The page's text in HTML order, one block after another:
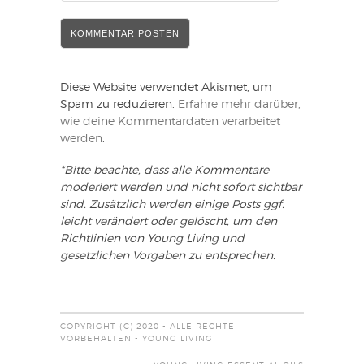
Diese Website verwendet Akismet, um
Spam zu reduzieren. Erfahre mehr darüber,
wie deine Kommentardaten verarbeitet
werden.
*Bitte beachte, dass alle Kommentare
moderiert werden und nicht sofort sichtbar
sind. Zusätzlich werden einige Posts ggf.
leicht verändert oder gelöscht, um den
Richtlinien von Young Living und
gesetzlichen Vorgaben zu entsprechen.
COPYRIGHT (C) 2020 - ALLE RECHTE
VORBEHALTEN - YOUNG LIVING